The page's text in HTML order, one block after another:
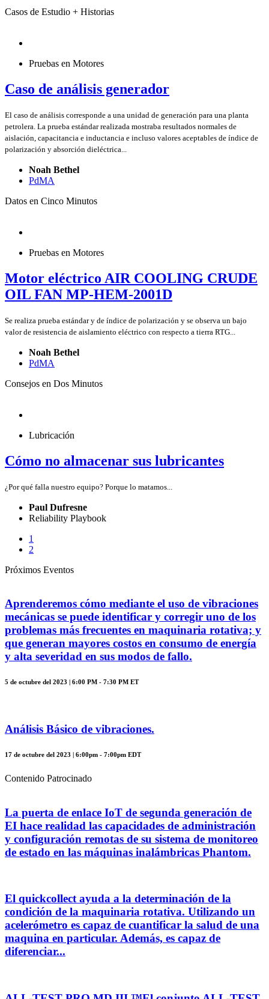
Casos de Estudio + Historias
Pruebas en Motores
Caso de análisis generador
El caso de análisis corresponde a una unidad de generación para una planta
petrolera. La prueba estándar realizada mostraba resultados normales de
aislación, capacitancia e inductancia e incluso valores aceptables de índice de
polarización y absorción dieléctrica...
Noah Bethel
PdMA
Datos en Cinco Minutos
Pruebas en Motores
Motor eléctrico AIR COOLING CRUDE
OIL FAN MP-HEM-2001D
Se realiza prueba estándar y de índice de polarización y se observa un bajo
valor de resistencia de aislamiento eléctrico con respecto a tierra RTG...
Noah Bethel
PdMA
Consejos en Dos Minutos
Lubricación
Cómo no almacenar sus lubricantes
¿Por qué falla nuestro equipo? Porque lo matamos...
Paul Dufresne
Reliability Playbook
1
2
Próximos Eventos
Aprenderemos cómo mediante el uso de vibraciones
mecánicas se puede identificar y corregir uno de los
problemas más frecuentes en maquinaria rotativa; y
que generan mayores costos en consumo de energía
y alta severidad en sus modos de fallo.
5 de octubre del 2023 | 6:00 PM - 7:30 PM ET
Análisis Básico de vibraciones.
17 de octubre del 2023 | 6:00pm - 7:00pm EDT
Contenido Patrocinado
La puerta de enlace IoT de segunda generación de
EI hace realidad las capacidades de administración
y configuración remotas de su sistema de monitoreo
de estado en las máquinas inalámbricas Phantom.
El quickcollect ayuda a la determinación de la
condición de la maquinaria rotativa. Utilizando un
acelerómetro es capaz de cuantificar la salud de una
maquina en particular. Además, es capaz de
diferenciar...